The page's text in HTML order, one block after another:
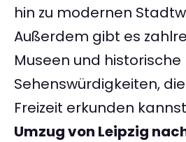
hin zu modernen
Außerdem gibt es
Museen und historische
Sehenswürdigkeiten,
Freizeit erkunden
Umzug von Leipzig